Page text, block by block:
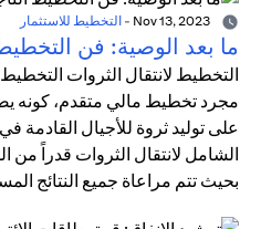
- التخطيط للاستثمار
ما بعد الوصية: فن
التخطيط لانتقال الثروات
مجرد تخطيط مالي متقدم، كونه
على توليد ثروة للأجيال القادمة
الشامل لانتقال الثروات قدراً من
بحيث تتم مراعاة جميع النتائج